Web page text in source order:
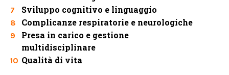
7 Sviluppo cognitivo e linguaggio
8 Complicanze respiratorie e neurologiche
9
Presa in carico e gestione
multidisciplinare
10 Qualità di vita